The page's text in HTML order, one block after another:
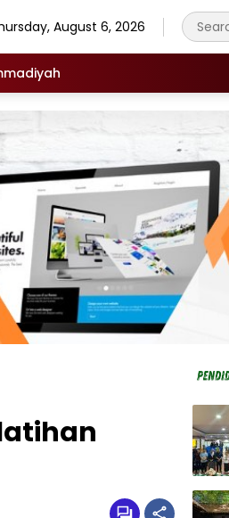
August 6, 2026